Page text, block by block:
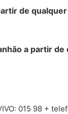
de
a partir de
015 98 +